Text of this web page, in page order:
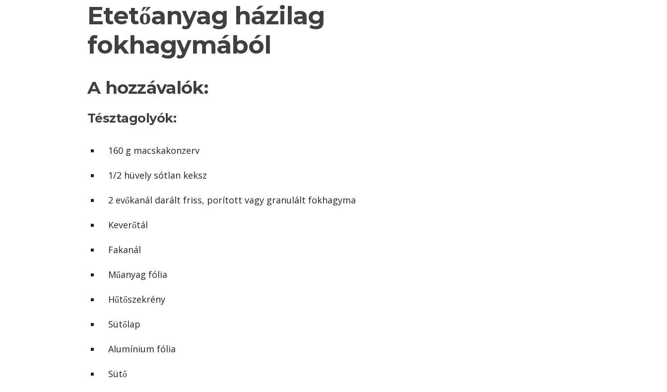
Etetőanyag házilag
fokhagymából
A hozzávalók:
Tésztagolyók:
160 g macskakonzerv
1/2 hüvely sótlan keksz
2 evőkanál darált friss, porított vagy granulált fokhagyma
Keverőtál
Fakanál
Műanyag fólia
Hűtőszekrény
Sütőlap
Alumínium fólia
Sütő